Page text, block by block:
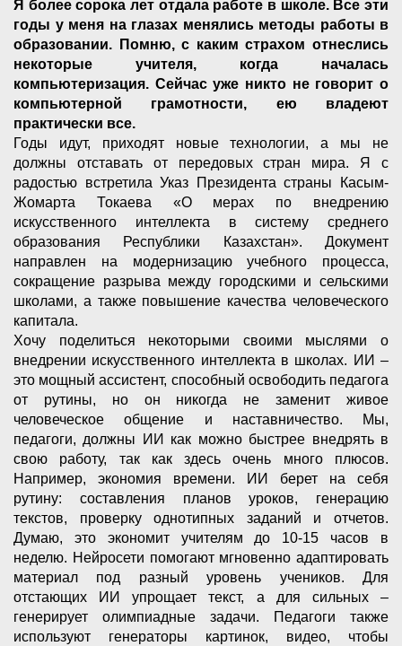
Я более сорока лет отдала работе в школе. Все эти
годы у меня на глазах менялись методы работы в
образовании. Помню, с каким страхом отнеслись
некоторые учителя, когда началась
компьютеризация. Сейчас уже никто не говорит о
компьютерной грамотности, ею владеют
практически все.
Годы идут, приходят новые технологии, а мы не
должны отставать от передовых стран мира. Я с
радостью встретила Указ Президента страны Касым-
Жомарта Токаева «О мерах по внедрению
искусственного интеллекта в систему среднего
образования Республики Казахстан». Документ
направлен на модернизацию учебного процесса,
сокращение разрыва между городскими и сельскими
школами, а также повышение качества человеческого
капитала.
Хочу поделиться некоторыми своими мыслями о
внедрении искусственного интеллекта в школах. ИИ –
это мощный ассистент, способный освободить педагога
от рутины, но он никогда не заменит живое
человеческое общение и наставничество. Мы,
педагоги, должны ИИ как можно быстрее внедрять в
свою работу, так как здесь очень много плюсов.
Например, экономия времени. ИИ берет на себя
рутину: составления планов уроков, генерацию
текстов, проверку однотипных заданий и отчетов.
Думаю, это экономит учителям до 10-15 часов в
неделю. Нейросети помогают мгновенно адаптировать
материал под разный уровень учеников. Для
отстающих ИИ упрощает текст, а для сильных –
генерирует олимпиадные задачи. Педагоги также
используют генераторы картинок, видео, чтобы